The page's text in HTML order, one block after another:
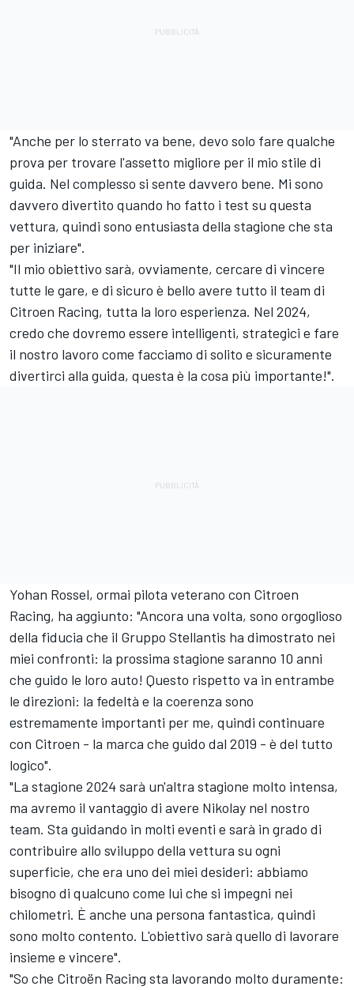
"Anche per lo sterrato va bene, devo solo fare qualche
prova per trovare l'assetto migliore per il mio stile di
guida. Nel complesso si sente davvero bene. Mi sono
davvero divertito quando ho fatto i test su questa
vettura, quindi sono entusiasta della stagione che sta
per iniziare".
"Il mio obiettivo sarà, ovviamente, cercare di vincere
tutte le gare, e di sicuro è bello avere tutto il team di
Citroen Racing, tutta la loro esperienza. Nel 2024,
credo che dovremo essere intelligenti, strategici e fare
il nostro lavoro come facciamo di solito e sicuramente
divertirci alla guida, questa è la cosa più importante!".
Yohan Rossel, ormai pilota veterano con Citroen
Racing, ha aggiunto: "Ancora una volta, sono orgoglioso
della fiducia che il Gruppo Stellantis ha dimostrato nei
miei confronti: la prossima stagione saranno 10 anni
che guido le loro auto! Questo rispetto va in entrambe
le direzioni: la fedeltà e la coerenza sono
estremamente importanti per me, quindi continuare
con Citroen - la marca che guido dal 2019 - è del tutto
logico".
"La stagione 2024 sarà un'altra stagione molto intensa,
ma avremo il vantaggio di avere Nikolay nel nostro
team. Sta guidando in molti eventi e sarà in grado di
contribuire allo sviluppo della vettura su ogni
superficie, che era uno dei miei desideri: abbiamo
bisogno di qualcuno come lui che si impegni nei
chilometri. È anche una persona fantastica, quindi
sono molto contento. L'obiettivo sarà quello di lavorare
insieme e vincere".
"So che Citroën Racing sta lavorando molto duramente: